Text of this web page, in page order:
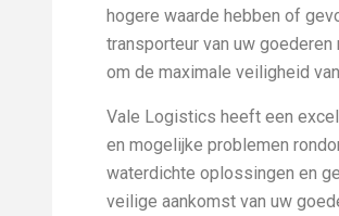
hogere waarde hebben of
transporteur van uw
om de maximale veiligheid
Vale Logistics heeft een
en mogelijke problemen
waterdichte oplossingen en
veilige aankomst van uw